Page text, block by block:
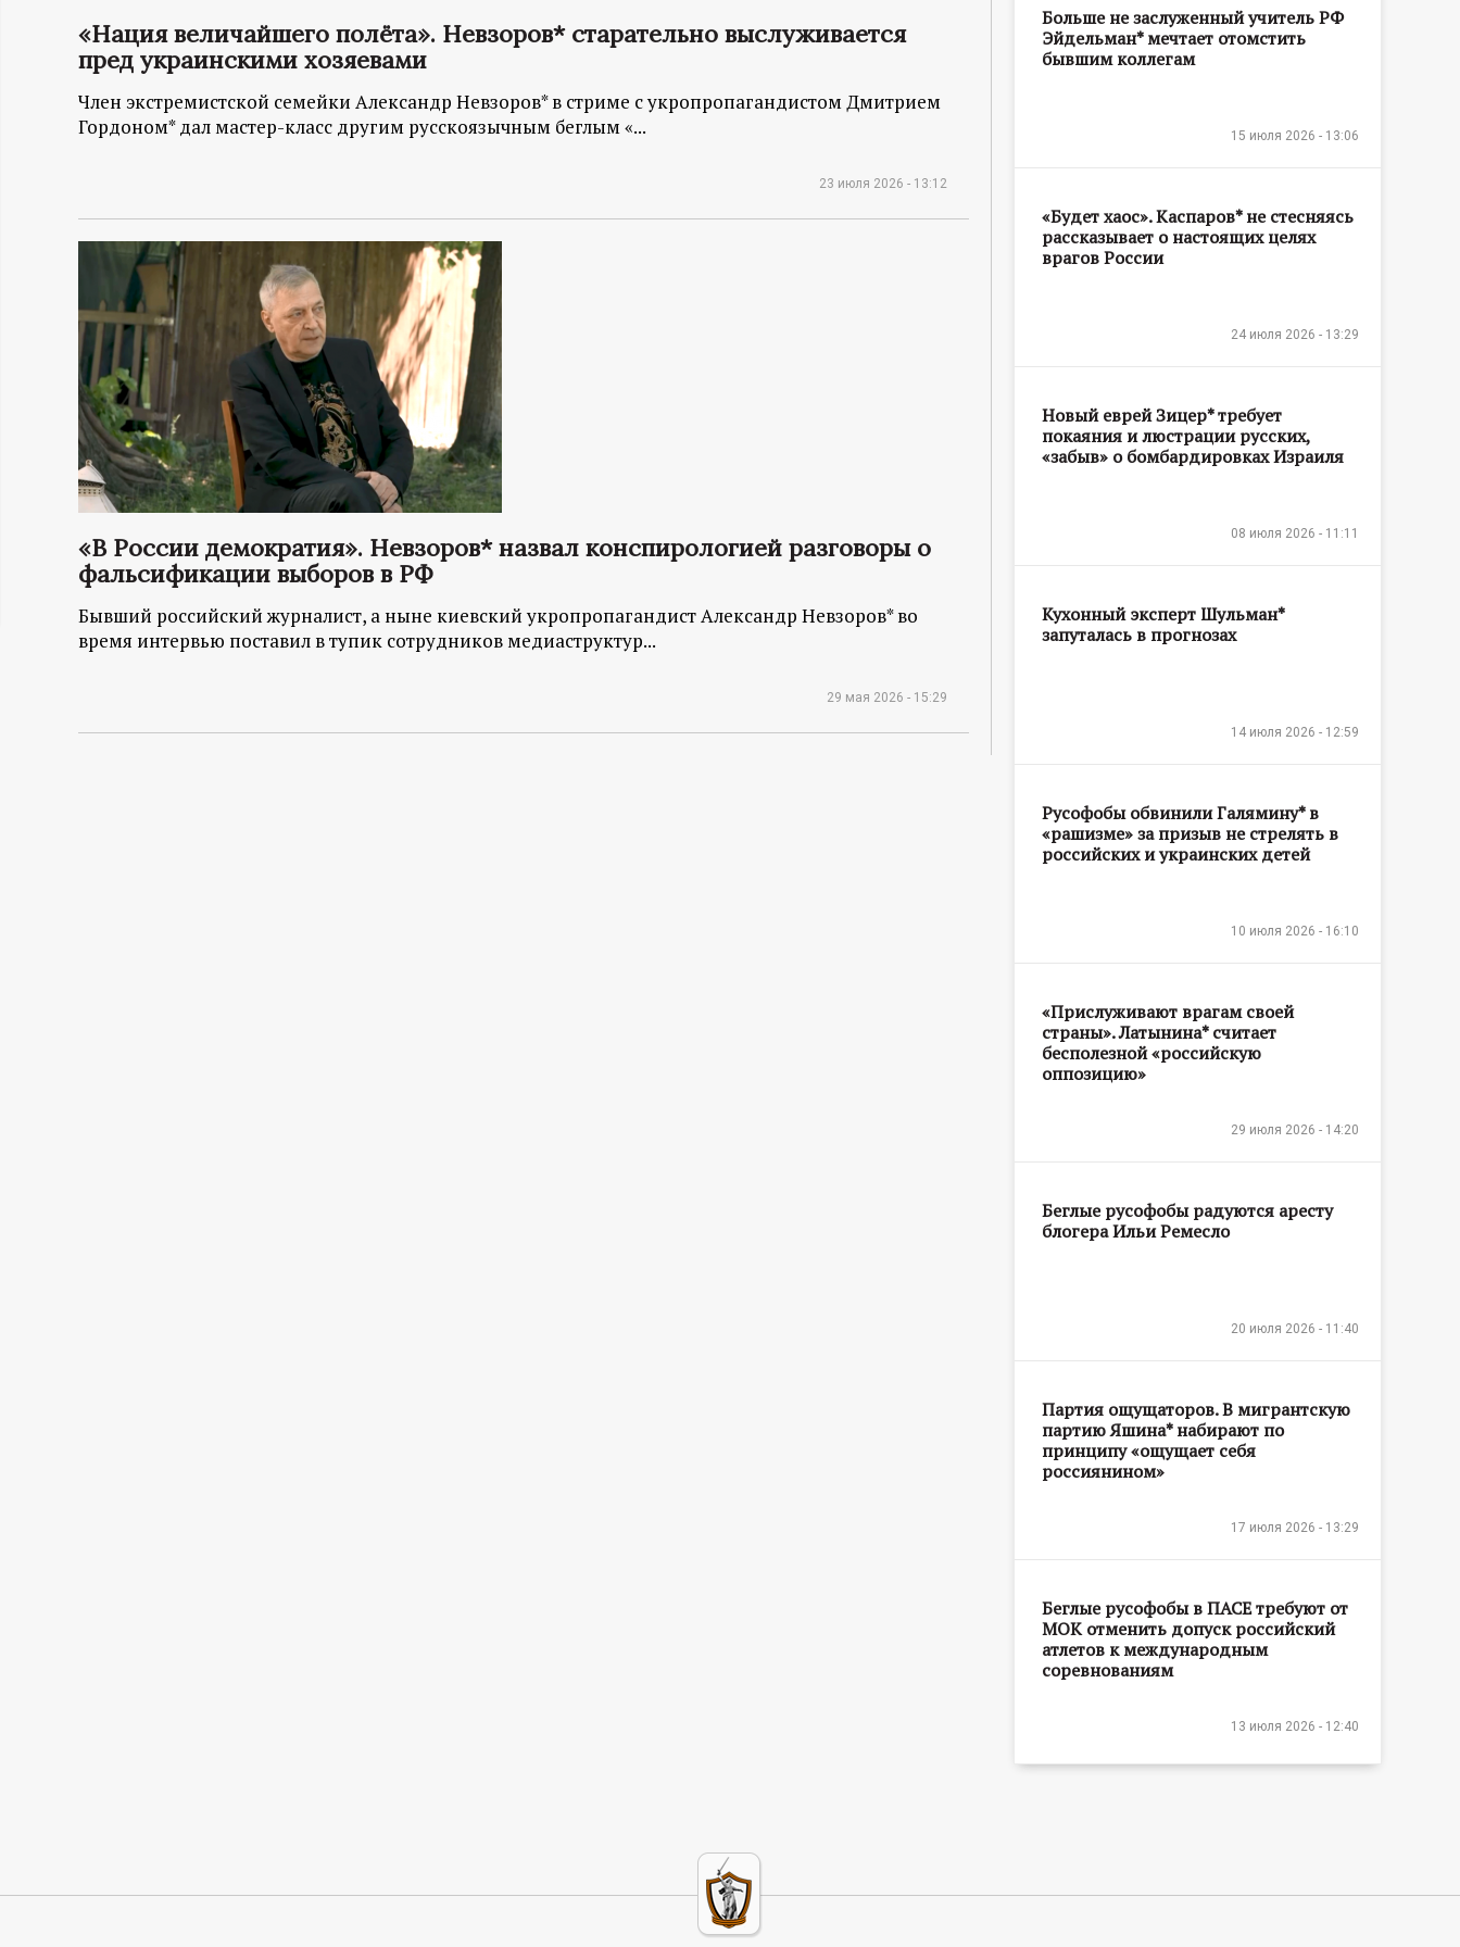
Н
-
о
р
м
а
ц
и
о
н
«Нация величайшего полёта». Невзоров* старательно выслуживается
пред украинскими хозяевами
Член экстремистской семейки Александр Невзоров* в стриме с укропропагандистом Дмитрием
Гордоном* дал мастер-класс другим русскоязычным беглым «...
23 июля 2026 - 13:12
«В России демократия». Невзоров* назвал конспирологией разговоры о
фальсификации выборов в РФ
Бывший российский журналист, а ныне киевский укропропагандист Александр Невзоров* во
время интервью поставил в тупик сотрудников медиаструктур...
29 мая 2026 - 15:29
Больше не заслуженный учитель РФ
Эйдельман* мечтает отомстить
бывшим коллегам
15 июля 2026 - 13:06
«Будет хаос». Каспаров* не стесняясь
рассказывает о настоящих целях
врагов России
24 июля 2026 - 13:29
Новый еврей Зицер* требует
покаяния и люстрации русских,
«забыв» о бомбардировках Израиля
08 июля 2026 - 11:11
Кухонный эксперт Шульман*
запуталась в прогнозах
14 июля 2026 - 12:59
Русофобы обвинили Галямину* в
«рашизме» за призыв не стрелять в
российских и украинских детей
10 июля 2026 - 16:10
«Прислуживают врагам своей
страны». Латынина* считает
бесполезной «российскую
оппозицию»
29 июля 2026 - 14:20
Беглые русофобы радуются аресту
блогера Ильи Ремесло
20 июля 2026 - 11:40
Партия ощущаторов. В мигрантскую
партию Яшина* набирают по
принципу «ощущает себя
россиянином»
17 июля 2026 - 13:29
Беглые русофобы в ПАСЕ требуют от
МОК отменить допуск российский
атлетов к международным
соревнованиям
13 июля 2026 - 12:40